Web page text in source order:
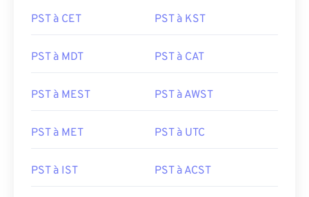
PST à CET PST à KST
PST à MDT PST à CAT
PST à MEST PST à AWST
PST à MET PST à UTC
PST à IST PST à ACST